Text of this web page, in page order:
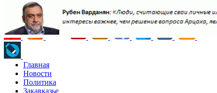
Главная
Новости
Политика
Закавказье